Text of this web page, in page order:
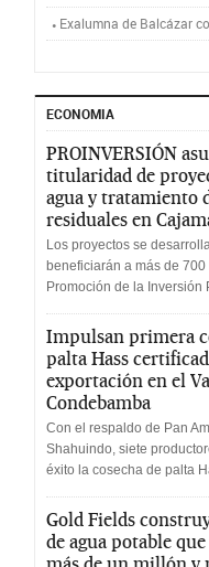
Exalumna de Balcázar
ECONOMIA
PROINVERSIÓN
titularidad de
agua y tratamiento
residuales en
Los proyectos se
beneficiarán a más de
Promoción de la Inversión
Impulsan primera
palta Hass
exportación en el
Condebamba
Con el respaldo de Pan
Shahuindo, siete
éxito la cosecha de palta
Gold Fields
de agua potable